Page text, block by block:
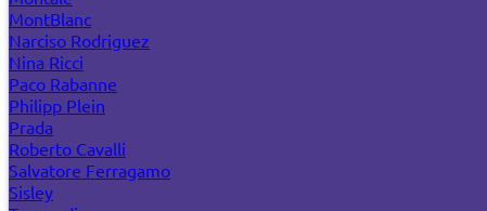
MontBlanc
Narciso Rodriguez
Nina Ricci
Paco Rabanne
Philipp Plein
Prada
Roberto Cavalli
Salvatore Ferragamo
Sisley